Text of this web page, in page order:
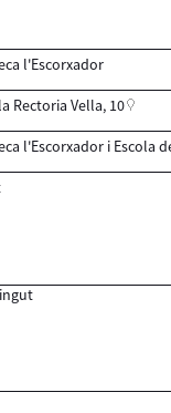
l'Escorxador
Rectoria Vella, 10
l'Escorxador i Escola